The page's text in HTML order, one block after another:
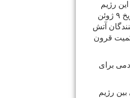
این رژیم
بنیاد گرا نه فقط در خارج از کشور بلکه در داخل تیز وجود دارد و جدیدترین تظاهرات در تاریخ ۹ ژوئن
آتش
قرون
برای
رژیم